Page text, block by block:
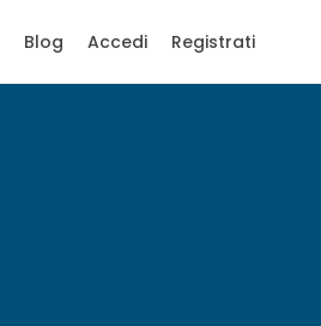
Blog Accedi Registrati